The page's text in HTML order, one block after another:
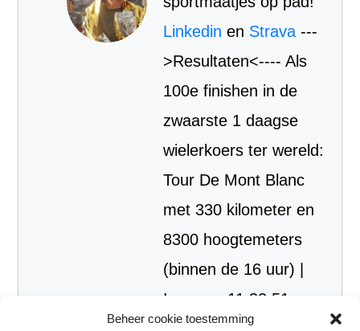
Beheer cookie toestemming
Linkedin en Strava ---
>Resultaten<---- Als
100e finishen in de
zwaarste 1 daagse
wielerkoers ter wereld:
Tour De Mont Blanc
met 330 kilometer en
8300 hoogtemeters
(binnen de 16 uur) |
Ironman 11:32:51